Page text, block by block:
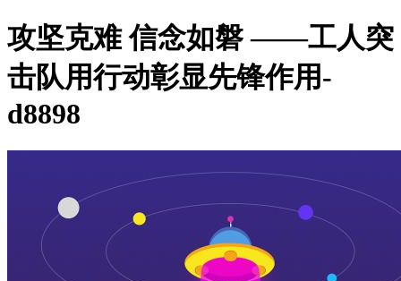
攻坚克难 信念如磐 ——工人突
击队用行动彰显先锋作用-
d8898